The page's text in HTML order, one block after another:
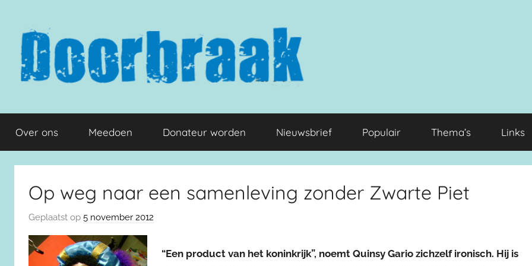
inhoud
springen
Doorbraak.eu
Over ons Meedoen Donateur worden Nieuwsbrief Populair Thema’s Links
Op weg naar een samenleving zonder Zwarte Piet
Geplaatst op 5 november 2012
“Een product van het koninkrijk”, noemt Quinsy Gario zichzelf ironisch. Hij is